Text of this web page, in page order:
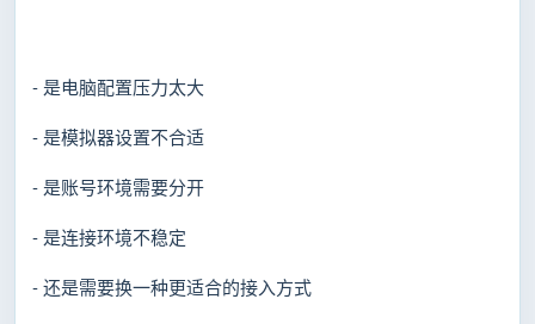
- 是电脑配置压力太大
- 是模拟器设置不合适
- 是账号环境需要分开
- 是连接环境不稳定
- 还是需要换一种更适合的接入方式